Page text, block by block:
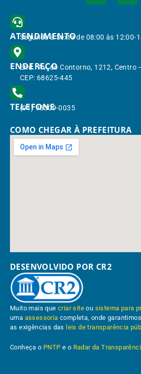
ATENDIMENTO
Segunda à Sexta de 08:00 às 12:00-
ENDEREÇO
End.: Av. do Contorno, 1212, Centro
CEP: 68625-445
TELEFONE
(91) 98309-0035
COMO CHEGAR À PREFEITURA
DESENVOLVIDO POR CR2
Muito mais quecriar site ou sistema para
uma assessoria completa, onde
as exigências das leis de transparência
Conheça o PNTP e o Radar da